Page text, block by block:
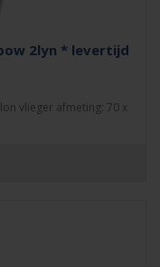
2lyn * levertijd
vlieger afmeting: 70 x